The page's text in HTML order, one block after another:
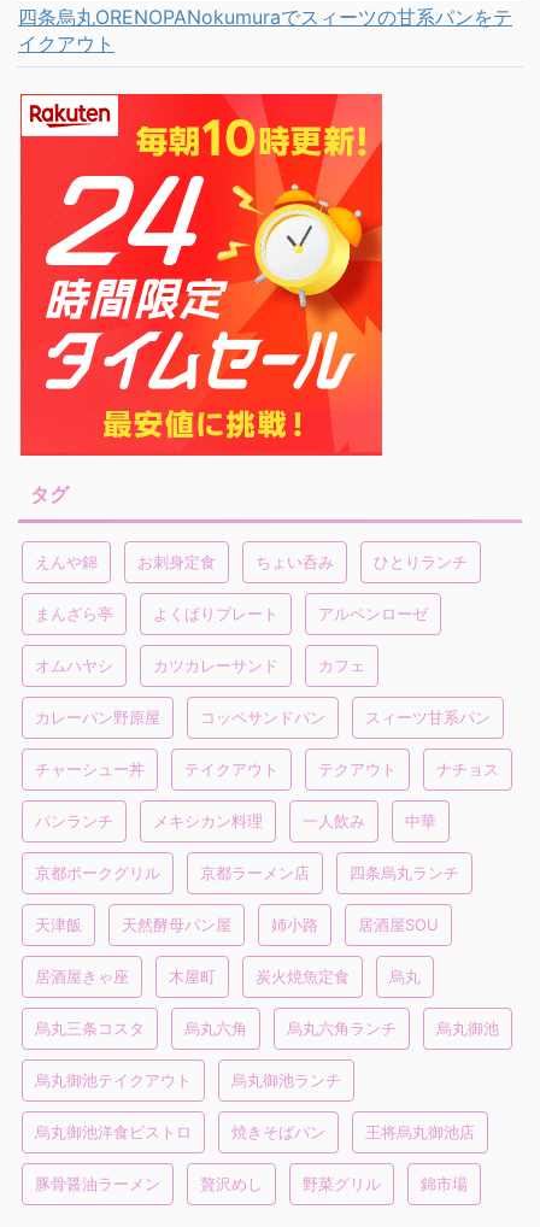
四条烏丸ORENOPANokumuraでスィーツの甘系パンをテ
イクアウト
タグ
えんや錦 お刺身定食 ちょい呑み ひとりランチ
まんざら亭 よくばりプレート アルペンローゼ
オムハヤシ カツカレーサンド カフェ
カレーパン野原屋 コッペサンドパン スィーツ甘系パン
チャーシュー丼 テイクアウト テクアウト ナチョス
パンランチ メキシカン料理 一人飲み 中華
京都ポークグリル 京都ラーメン店 四条烏丸ランチ
天津飯 天然酵母パン屋 姉小路 居酒屋SOU
居酒屋きゃ座 木屋町 炭火焼魚定食 烏丸
烏丸三条コスタ 烏丸六角 烏丸六角ランチ 烏丸御池
烏丸御池テイクアウト 烏丸御池ランチ
烏丸御池洋食ビストロ 焼きそばパン 王将烏丸御池店
豚骨醤油ラーメン 贅沢めし 野菜グリル 錦市場